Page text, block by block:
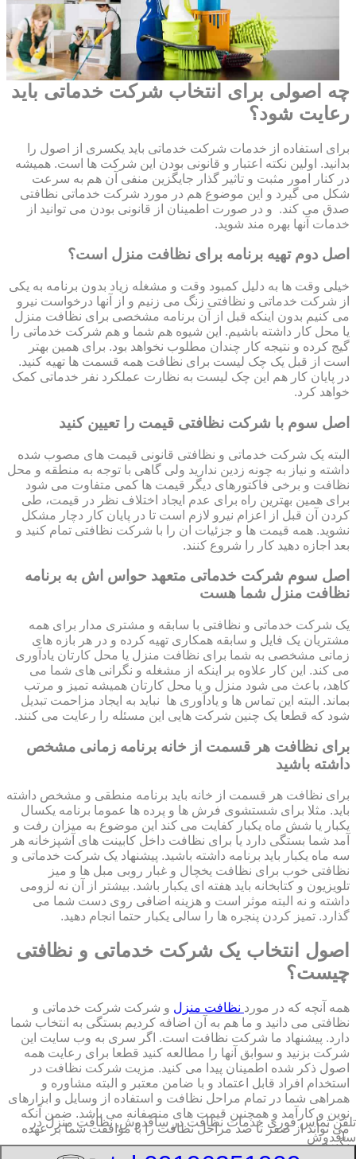
چه اصولی برای انتخاب شرکت خدماتی باید
رعایت شود؟
برای استفاده از خدمات شرکت خدماتی باید یکسری از اصول را
بدانید. اولین نکته اعتبار و قانونی بودن این شرکت ها است. همیشه
در کنار امور مثبت و تاثیر گذار جایگزین منفی آن هم به سرعت
شکل می گیرد و این موضوع هم در مورد شرکت خدماتی نظافتی
صدق می کند. و در صورت اطمینان از قانونی بودن می توانید از
خدمات آنها بهره مند شوید.
اصل دوم تهیه برنامه برای نظافت منزل است؟
خیلی وقت ها به دلیل کمبود وقت و مشغله زیاد بدون برنامه به یکی
از شرکت خدماتی و نظافتی زنگ می زنیم و از آنها درخواست نیرو
می کنیم بدون اینکه قبل از آن برنامه مشخصی برای نظافت منزل
یا محل کار داشته باشیم. این شیوه هم شما و هم شرکت خدماتی را
گیج کرده و نتیجه کار چندان مطلوب نخواهد بود. برای همین بهتر
است از قبل یک چک لیست برای نظافت همه قسمت ها تهیه کنید.
در پایان کار هم این چک لیست به نظارت عملکرد نفر خدماتی کمک
خواهد کرد.
اصل سوم با شرکت نظافتی قیمت را تعیین کنید
البته یک شرکت خدماتی و نظافتی قانونی قیمت های مصوب شده
داشته و نیاز به چونه زدین ندارید ولی گاهی با توجه به منطقه و محل
نظافت و برخی فاکتورهای دیگر قیمت ها کمی متفاوت می شود
برای همین بهترین راه برای عدم ایجاد اختلاف نظر در قیمت، طی
کردن آن قبل از اعزام نیرو لازم است تا در پایان کار دچار مشکل
نشوید. همه قیمت ها و جزئیات ان را با شرکت نظافتی تمام کنید و
بعد اجازه دهید کار را شروع کنند.
اصل سوم شرکت خدماتی متعهد حواس اش به برنامه
نظافت منزل شما هست
یک شرکت خدماتی و نظافتی با سابقه و مشتری مدار برای همه
مشتریان یک فایل و سابقه همکاری تهیه کرده و در هر بازه های
زمانی مشخصی به شما برای نظافت منزل یا محل کارتان یادآوری
می کند. این کار علاوه بر اینکه از مشغله و نگرانی های شما می
کاهد، باعث می شود منزل و یا محل کارتان همیشه تمیز و مرتب
بماند. البته این تماس ها و یادآوری ها نباید به ایجاد مزاحمت تبدیل
شود که قطعا یک چنین شرکت هایی این مسئله را رعایت می کنند.
برای نظافت هر قسمت از خانه برنامه زمانی مشخص
داشته باشید
برای نظافت هر قسمت از خانه باید برنامه منطقی و مشخص داشته
باید. مثلا برای شستشوی فرش ها و پرده ها عموما برنامه یکسال
یکبار یا شش ماه یکبار کفایت می کند این موضوع به میزان رفت و
آمد شما بستگی دارد یا برای نظافت داخل کابینت های آشپزخانه هر
سه ماه یکبار باید برنامه داشته باشید. پیشنهاد یک شرکت خدماتی و
نظافتی خوب برای نظافت یخچال و غبار روبی مبل ها و میز
تلویزیون و کتابخانه باید هفته ای یکبار باشد. بیشتر از آن نه لزومی
داشته و نه البته موثر است و هزینه اضافی روی دست شما می
گذارد. تمیز کردن پنجره ها را سالی یکبار حتما انجام دهید.
اصول انتخاب یک شرکت خدماتی و نظافتی
چیست؟
همه آنچه که در مورد نظافت منزل و شرکت شرکت خدماتی و
نظافتی می دانید و ما هم به آن اضافه کردیم بستگی به انتخاب شما
دارد. پیشنهاد ما شرکت نظافت است. اگر سری به وب سایت این
شرکت بزنید و سوابق آنها را مطالعه کنید قطعا برای رعایت همه
اصول ذکر شده اطمینان پیدا می کنید. مزیت شرکت نظافت در
استخدام افراد قابل اعتماد و با ضامن معتبر و البته مشاوره و
همراهی شما در تمام مراحل نظافت و استفاده از وسایل و ابزارهای
نوین و کارآمد و همچنین قیمت های منصفانه می باشد. ضمن آنکه
می تواند از صفر تا صد مراحل نظافت را با موافقت شما بر عهده
بگیرد.
تلفن تماس فوریخدمات نظافت در ساقدوش, نظافت منزل در
ساقدوش